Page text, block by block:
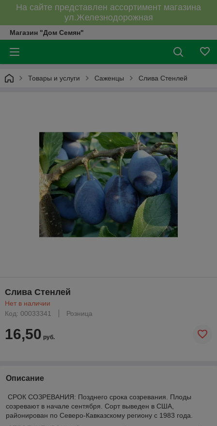
На сайте представлен ассортимент магазина
ул.Железнодорожная
Магазин "Дом Семян"
Товары и услуги Саженцы Слива Стенлей
Слива Стенлей
Нет в наличии
Код: 00033341
Розница
16,50 руб.
Описание
СРОК СОЗРЕВАНИЯ: Позднего срока созревания. Плоды
созревают в начале сентября. Сорт выведен в США,
районирован по Северо-Кавказскому региону с 1983 года.